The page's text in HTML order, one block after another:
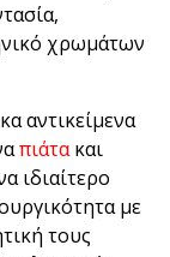
χρωμάτων
αντικείμενα
πιάτακαι
ιδιαίτερο
με
τους